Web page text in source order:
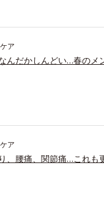
ア
んだかしんどい…春のメ
ア
、腰痛、関節痛…これも